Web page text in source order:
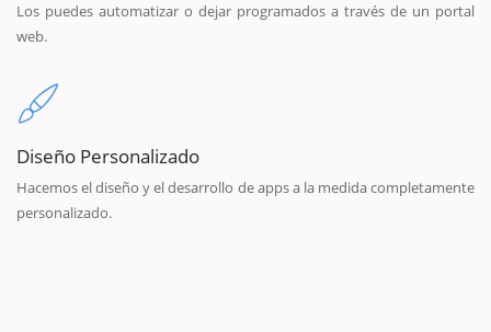
Los puedes automatizar o dejar programados a través de un portal
web.
Diseño Personalizado
Hacemos el diseño y el desarrollo de apps a la medida completamente
personalizado.